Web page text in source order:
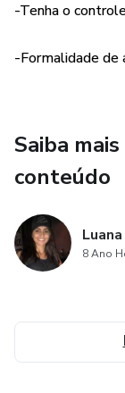
-Tenha o
-Formalidade de
Saiba
conteúdo
8 Ano